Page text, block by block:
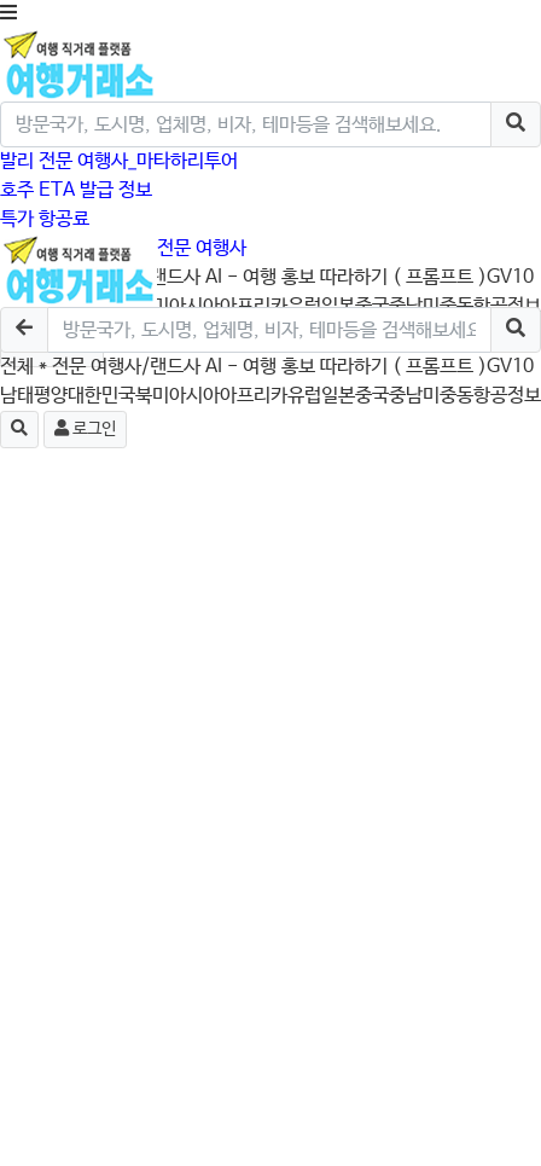
발리 전문 여행사_마타하리투어
호주 ETA 발급 정보
특가 항공료
크루즈/미국/캐나다 전문 여행사
전체 * 전문 여행사/랜드사AI - 여행 홍보 따라하기 ( 프롬프트 )GV10
남태평양대한민국북미아시아아프리카유럽일본중국중남미중동항공정보
로그인
전체 * 전문 여행사/랜드사AI - 여행 홍보 따라하기 ( 프롬프트 )GV10
남태평양대한민국북미 아시아아프리카유럽일본중국중남미 중동항공정보
로그인